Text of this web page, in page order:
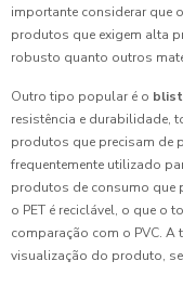
importante considerar que
produtos que exigem alta
robusto quanto outros
Outro tipo popular é o
resistência e durabilidade,
produtos que precisam de
frequentemente utilizado
produtos de consumo que
o PET é reciclável, o que o
comparação com o PVC. A
visualização do produto,